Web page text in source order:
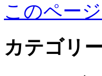
このペー
カテゴリ